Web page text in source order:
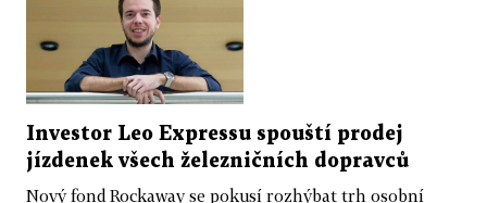
Investor Leo Expressu spouští prodej
jízdenek všech železničních dopravců
Nový fond Rockaway se pokusí rozhýbat trh osobní